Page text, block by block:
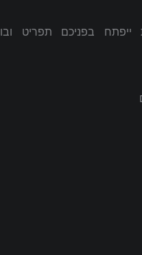
ייפתח בפניכם תפריט ובו